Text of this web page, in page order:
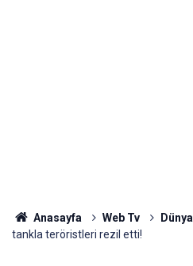
Anasayfa Web Tv Dünya
tankla teröristleri rezil etti!